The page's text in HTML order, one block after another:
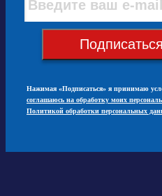
Подписаться
Нажимая «Подписаться» я принимаю
соглашаюсь на обработку моих
Политикой обработки персональных